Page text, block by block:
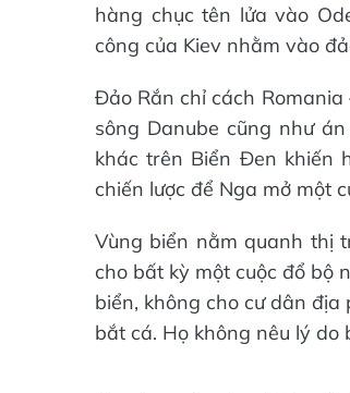
hàng chục tên lửa vào
công của Kiev nhằm vào
Đảo Rắn chỉ cách
sông Danube cũng như
khác trên Biển Đen khiến
chiến lược để Nga mở một
Vùng biển nằm quanh thị
cho bất kỳ một cuộc đổ bộ
biển, không cho cư dân
bắt cá. Họ không nêu lý do